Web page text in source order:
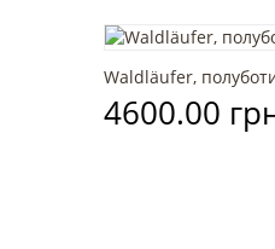
Waldläufer,
4600.00